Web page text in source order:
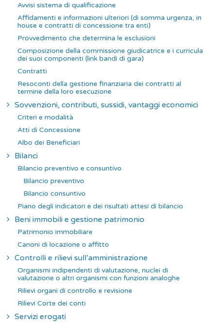
Avvisi sistema di qualificazione
Affidamenti e informazioni ulteriori (di somma urgenza, in
house e contratti di concessione tra enti)
Provvedimento che determina le esclusioni
Composizione della commissione giudicatrice e i curricula
dei suoi componenti (link bandi di gara)
Contratti
Resoconti della gestione finanziaria dei contratti al
termine della loro esecuzione
Sovvenzioni, contributi, sussidi, vantaggi economici
Criteri e modalità
Atti di Concessione
Albo dei Beneficiari
Bilanci
Bilancio preventivo e consuntivo
Bilancio preventivo
Bilancio consuntivo
Piano degli indicatori e dei risultati attesi di bilancio
Beni immobili e gestione patrimonio
Patrimonio immobiliare
Canoni di locazione o affitto
Controlli e rilievi sull’amministrazione
Organismi indipendenti di valutazione, nuclei di
valutazione o altri organismi con funzioni analoghe
Rilievi organi di controllo e revisione
Rilievi Corte dei conti
Servizi erogati